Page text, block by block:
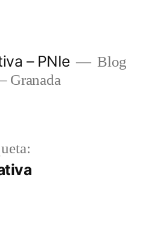
– PNIe
Blog
Granada